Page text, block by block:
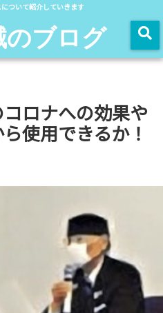
ついて紹介していきます
のブログ
ロナへの効果や
使用できるか！